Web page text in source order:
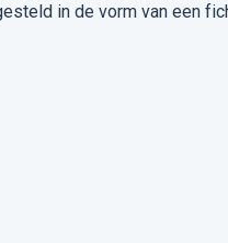
in de vorm van een